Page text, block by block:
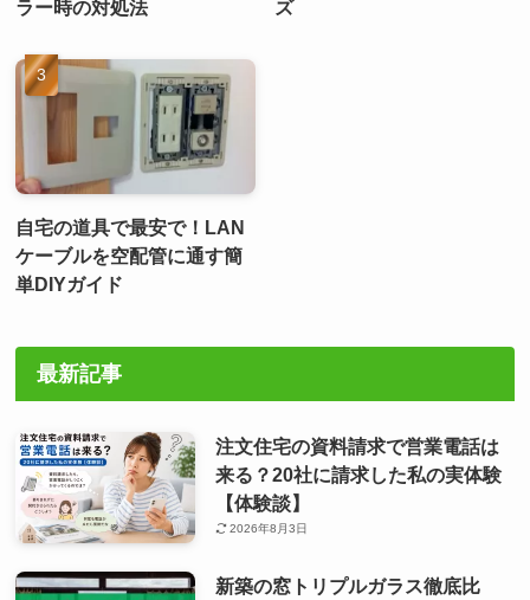
ラー時の対処法 ズ
自宅の道具で最安で！LAN
ケーブルを空配管に通す簡
単DIYガイド
最新記事
注文住宅の資料請求で営業電話は
来る？20社に請求した私の実体験
【体験談】
2026年8月3日
新築の窓トリプルガラス徹底比